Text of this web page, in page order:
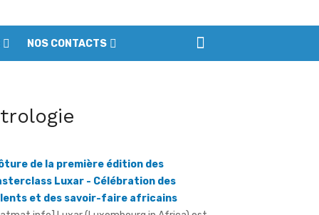
du parc
NOS CONTACTS
Luxar - Célébration des
et des savoir-faire africains
Luxar (Luxembourg in Africa) est
plateforme consacrée à la promotion du